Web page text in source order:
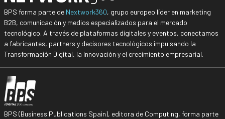
BPS forma parte de Nextwork360, grupo europeo líder en marketing
B2B, comunicación y medios especializados para el mercado
tecnológico. A través de plataformas digitales y eventos, conectamos
a fabricantes, partners y decisores tecnológicos impulsando la
Transformación Digital, la Innovación y el crecimiento empresarial.
BPS (Business Publications Spain), editora de Computing, forma parte